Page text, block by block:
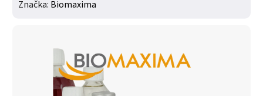
Značka: Biomaxima